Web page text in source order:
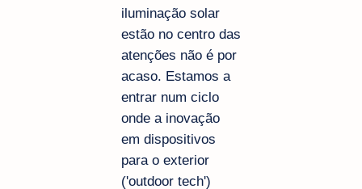
iluminação solar
estão no centro das
atenções não é por
acaso. Estamos a
entrar num ciclo
onde a inovação
em dispositivos
para o exterior
('outdoor tech')